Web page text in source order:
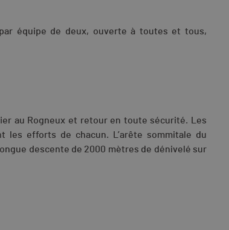
équipe de deux, ouverte à toutes et tous,
au Rogneux et retour en toute sécurité. Les
les efforts de chacun. L’arête sommitale du
descente de 2000 mètres de dénivelé sur